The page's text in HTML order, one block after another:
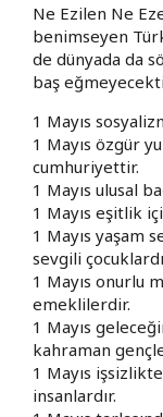
Ne Ezilen Ne
benimseyen
de dünyada da
baş
1 Mayıs
1 Mayıs özgür
cumhuriyettir.
1 Mayıs ulusal
1 Mayıs eşitlik
1 Mayıs yaşam
sevgili
1 Mayıs onurlu
emeklilerdir.
1 Mayıs
kahraman
1 Mayıs
insanlardır.